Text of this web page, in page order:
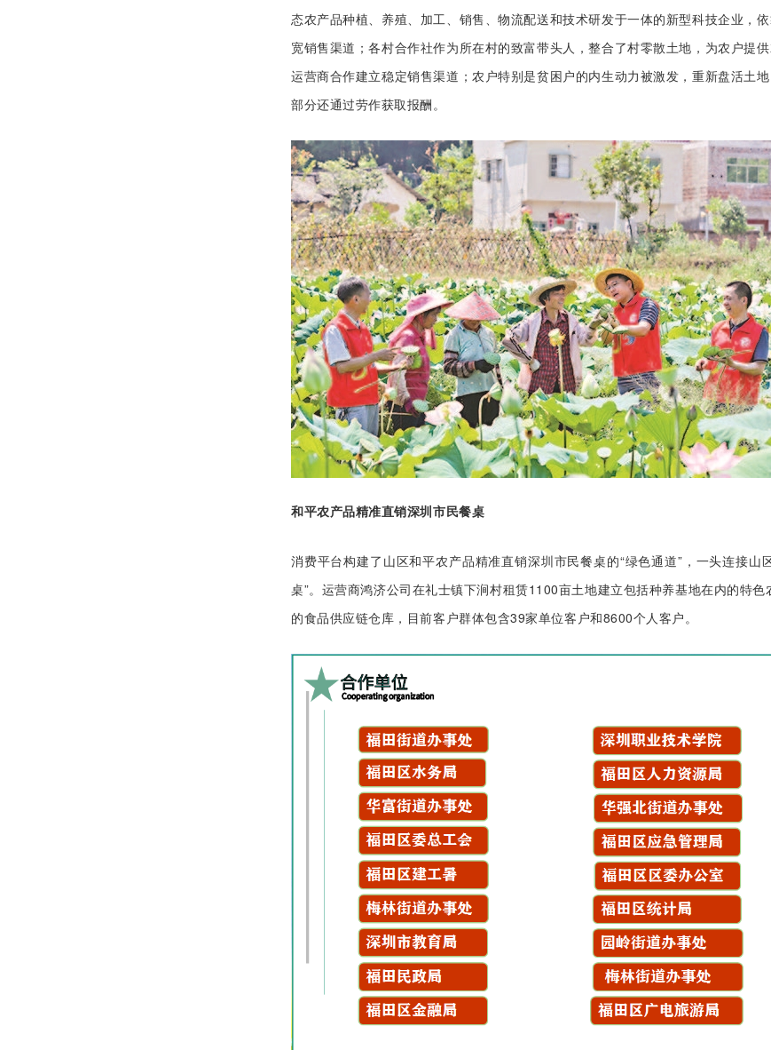
态农产品种植、养殖、加工、销售、物流配送和技术研发于一体的新型科技企业，
宽销售渠道；各村合作社作为所在村的致富带头人，整合了村零散土地，为农户提
运营商合作建立稳定销售渠道；农户特别是贫困户的内生动力被激发，重新盘活土
部分还通过劳作获取报酬。
和平农产品精准直销深圳市民餐桌
消费平台构建了山区和平农产品精准直销深圳市民餐桌的“绿色通道”，一头连接山
桌”。运营商鸿济公司在礼士镇下涧村租赁1100亩土地建立包括种养基地在内的特
的食品供应链仓库，目前客户群体包含39家单位客户和8600个人客户。